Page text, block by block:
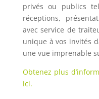
privés ou publics
réceptions,
avec service de
unique à vos invités
une vue imprenable
Obtenez plus
ici.